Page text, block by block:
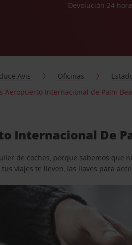
Devolución 24
Avis Oficinas
Aeropuerto Internacional de Palm
Internacional De
de coches, porque sabemos que
viajes te lleven, las llaves para